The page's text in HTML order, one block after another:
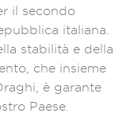
il secondo
italiana.
stabilità e della
che insieme
è garante
Paese.